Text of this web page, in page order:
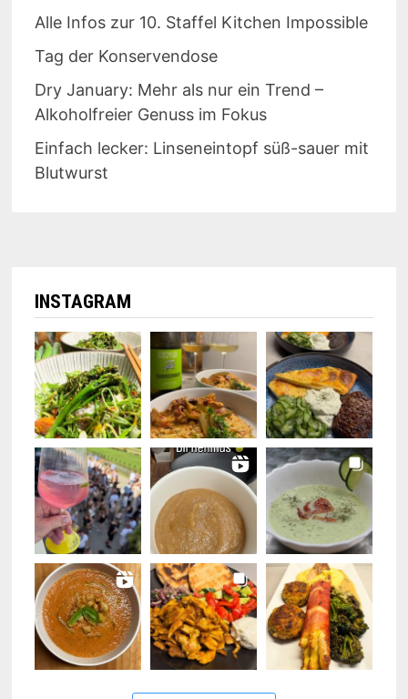
Alle Infos zur 10. Staffel Kitchen Impossible
Tag der Konservendose
Dry January: Mehr als nur ein Trend –
Alkoholfreier Genuss im Fokus
Einfach lecker: Linseneintopf süß-sauer mit
Blutwurst
INSTAGRAM